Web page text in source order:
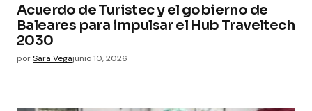
Acuerdo de Turistec y el gobierno de
Baleares para impulsar el Hub Traveltech
2030
porSara Vegajunio 10, 2026